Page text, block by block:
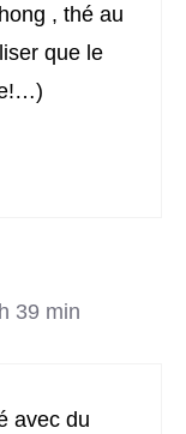
, thé au
que le
39 min
avec du